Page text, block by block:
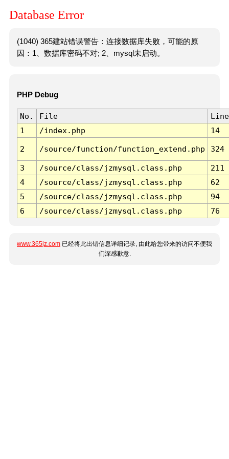
Database Error
(1040) 365建站错误警告：连接数据库失败，可能的原
因：1、数据库密码不对; 2、mysql未启动。
PHP Debug
No. File
Line
1
/index.php 14
2 /source/function/function_extend.php 324
3 /source/class/jzmysql.class.php
211
4
/source/class/jzmysql.class.php
62
5
/source/class/jzmysql.class.php
94
6
/source/class/jzmysql.class.php 76
www.365jz.com 已经将此出错信息详细记录, 由此给您带来的访问不便我
们深感歉意.